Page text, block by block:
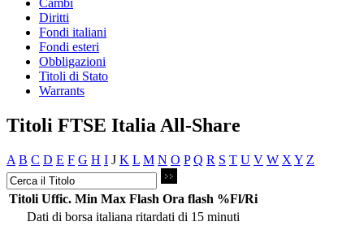
Diritti
Fondi italiani
Fondi esteri
Obbligazioni
Titoli di Stato
Warrants
Titoli FTSE Italia All-Share
A B C D E F G H I J K L M N O P Q R S T U V W X Y Z
Titoli Uffic. Min Max Flash Ora flash %Fl/Ri
Dati di borsa italiana ritardati di 15 minuti